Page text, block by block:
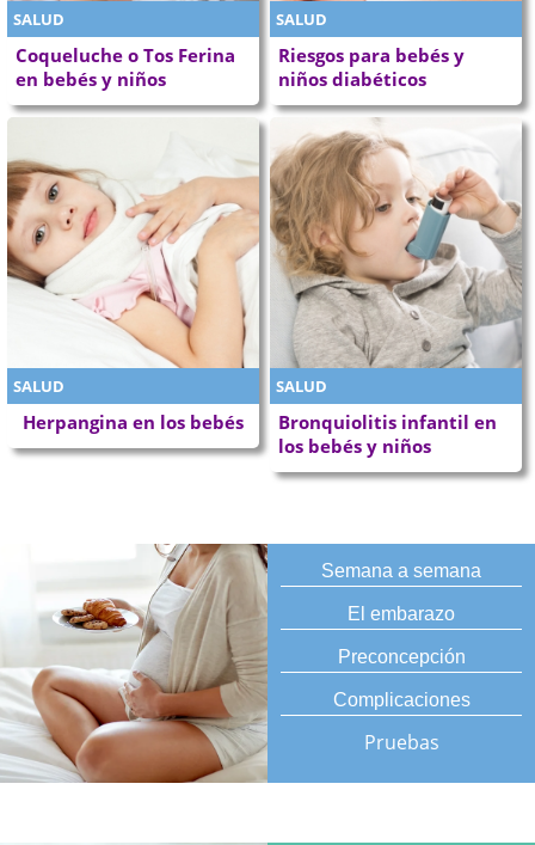
SALUD
Coqueluche o Tos Ferina
en bebés y niños
SALUD
Riesgos para bebés y
niños diabéticos
SALUD
Herpangina en los bebés
SALUD
Bronquiolitis infantil en
los bebés y niños
Semana a semana
El embarazo
Preconcepción
Complicaciones
Pruebas